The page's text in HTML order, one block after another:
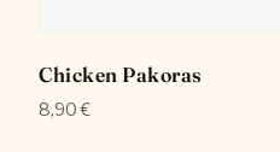
Chicken Pakoras
8,90€